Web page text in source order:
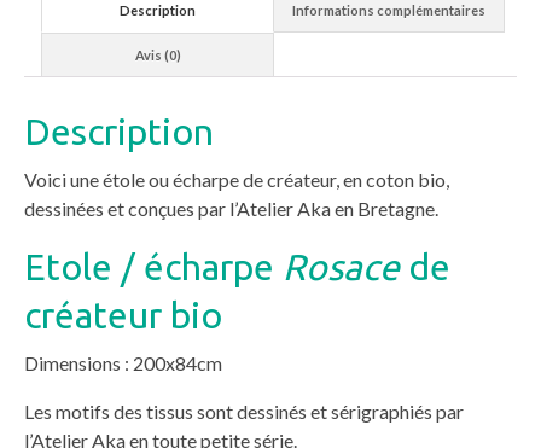
Description Informations complémentaires
Avis (0)
Description
Voici une étole ou écharpe de créateur, en coton bio,
dessinées et conçues par l’Atelier Aka en Bretagne.
Etole / écharpe Rosacede
créateur bio
Dimensions : 200x84cm
Les motifs des tissus sont dessinés et sérigraphiés par
l’Atelier Aka en toute petite série.